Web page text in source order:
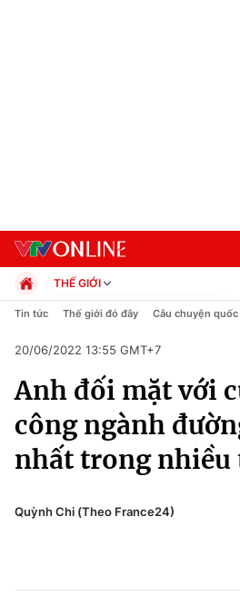
Chuyên mục
Chính trị
Xã hội
Pháp luật
THẾ GIỚI
Chính trị
Pháp luật
Kinh tế
Thể thao
Truyền hình
Văn hóa - Giải trí
Công nghệ
Tin tức Thế giới đó đây Câu chuyện
20/06/2022 13:55 GMT+7
Anh đối mặt với
công ngành
nhất trong nhiều
Quỳnh Chi (Theo France24)